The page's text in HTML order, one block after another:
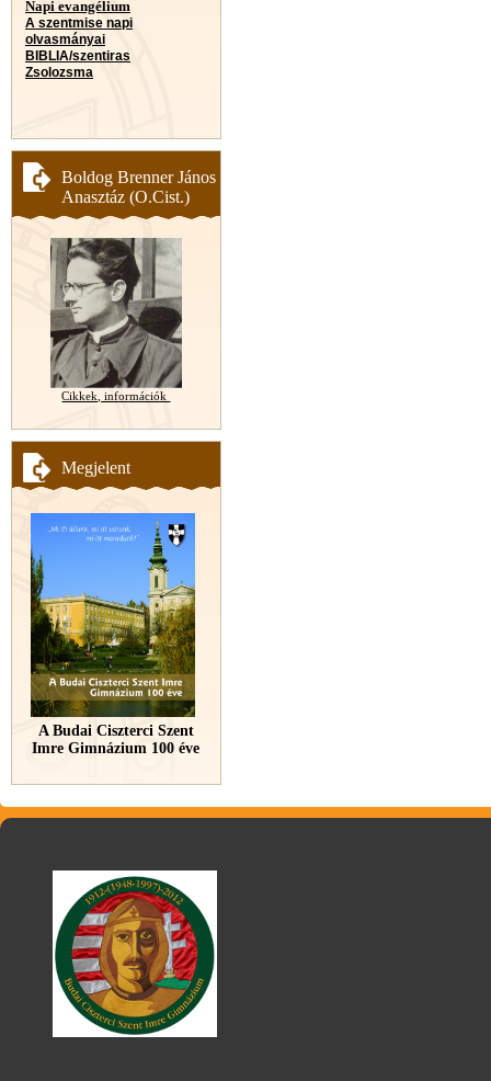
Napi evangélium
A szentmise napi
olvasmányai
BIBLIA/szentiras
Zsolozsma
Boldog Brenner János
Anasztáz (O.Cist.)
Cikkek, információk
Megjelent
A Budai Ciszterci Szent
Imre Gimnázium 100 éve